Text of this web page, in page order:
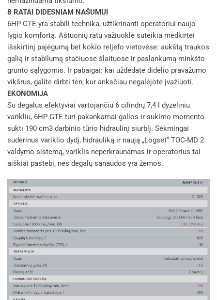
8 RATAI DIDESNIAM NAŠUMUI
6HP GTE yra stabili technika, užtikrinanti operatoriui naujo
lygio komfortą. Aštuonių ratų važiuoklė suteikia medkirtei
išskirtinį pajėgumą bet kokio reljefo vietovėse: aukštą traukos
galią ir stabilumą stačiuose šlaituose ir paslankumą minkšto
grunto sąlygomis. Ir pabaigai: kai uždedate didelio pravažumo
vikšrus, galite dirbti ten, kur anksčiau negalėjote įvažiuoti.
EKONOMIJA
Su degalus efektyviai vartojančiu 6 cilindrų 7,4 l dyzeliniu
varikliu, 6HP GTE turi pakankamai galios ir sukimo momento
sukti 190 cm3 darbinio tūrio hidraulinį siurblį. Sėkmingai
suderinus variklio dydį, hidrauliką ir naują „Logset“ TOC-MD 2
valdymo sistemą, variklis neperkraunamas ir operatorius tai
aiškiai pastebi, nes degalų sąnaudos yra žemos.